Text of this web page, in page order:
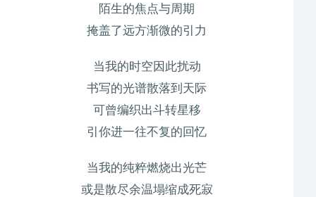
陌生的焦点与周期
掩盖了远方渐微的引力
当我的时空因此扰动
书写的光谱散落到天际
可曾编织出斗转星移
引你进一往不复的回忆
当我的纯粹燃烧出光芒
或是散尽余温塌缩成死寂